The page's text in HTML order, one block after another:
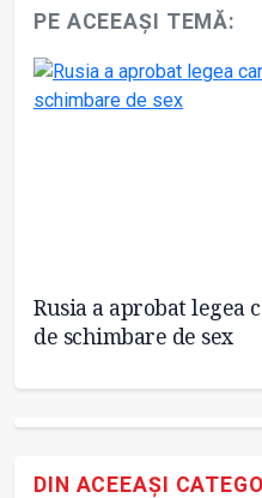
PE ACEEAȘI TEMĂ:
Rusia a aprobat legea
de schimbare de sex
DIN ACEEAȘI